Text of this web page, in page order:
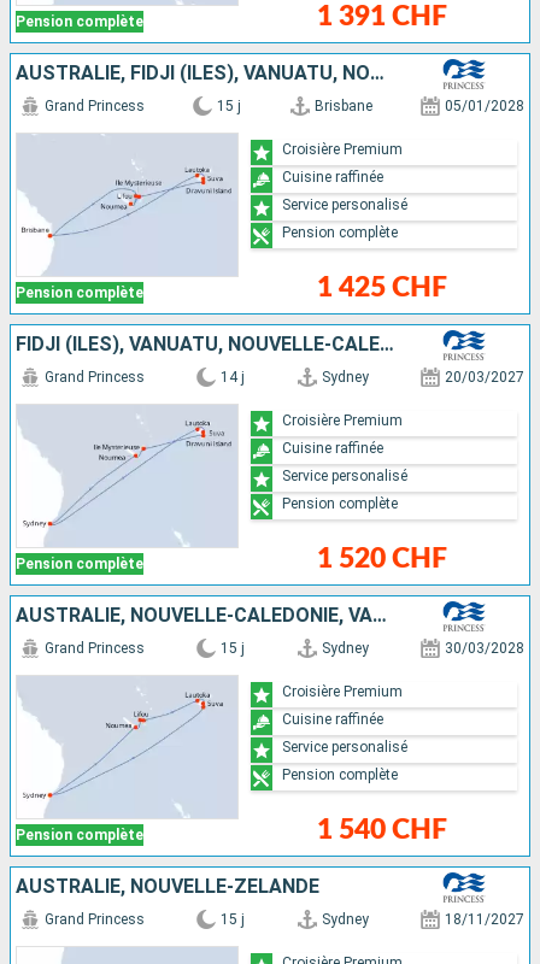
Pension complète 1 391 CHF
AUSTRALIE, FIDJI (ÎLES), VANUATU, NOUVELLE-CALÉDONIE
Pension complète
Grand Princess 15 j Brisbane 05/01/2028
1 425 CHF
Croisière Premium
Cuisine raffinée
Service personalisé
Pension complète
FIDJI (ÎLES), VANUATU, NOUVELLE-CALÉDONIE, AUSTRALIE
Pension complète
Grand Princess 14 j Sydney 20/03/2027
1 520 CHF
Croisière Premium
Cuisine raffinée
Service personalisé
Pension complète
AUSTRALIE, NOUVELLE-CALÉDONIE, VANUATU, FIDJI (ÎLES)
Pension complète
Grand Princess 15 j Sydney 30/03/2028
1 540 CHF
Croisière Premium
Cuisine raffinée
Service personalisé
Pension complète
AUSTRALIE, NOUVELLE-ZÉLANDE
Grand Princess 15 j Sydney 18/11/2027